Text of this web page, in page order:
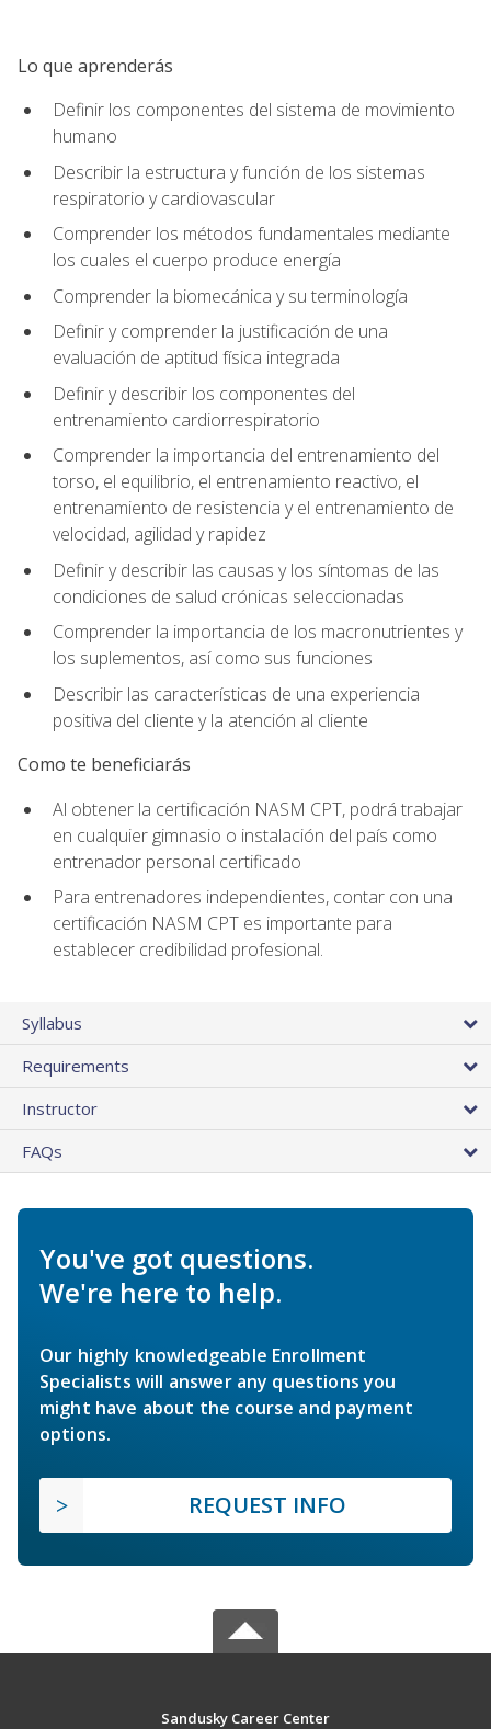
Lo que aprenderás
Definir los componentes del sistema de movimiento
humano
Describir la estructura y función de los sistemas
respiratorio y cardiovascular
Comprender los métodos fundamentales mediante
los cuales el cuerpo produce energía
Comprender la biomecánica y su terminología
Definir y comprender la justificación de una
evaluación de aptitud física integrada
Definir y describir los componentes del
entrenamiento cardiorrespiratorio
Comprender la importancia del entrenamiento del
torso, el equilibrio, el entrenamiento reactivo, el
entrenamiento de resistencia y el entrenamiento de
velocidad, agilidad y rapidez
Definir y describir las causas y los síntomas de las
condiciones de salud crónicas seleccionadas
Comprender la importancia de los macronutrientes y
los suplementos, así como sus funciones
Describir las características de una experiencia
positiva del cliente y la atención al cliente
Como te beneficiarás
Al obtener la certificación NASM CPT, podrá trabajar
en cualquier gimnasio o instalación del país como
entrenador personal certificado
Para entrenadores independientes, contar con una
certificación NASM CPT es importante para
establecer credibilidad profesional.
Syllabus
Requirements
Instructor
FAQs
You've got questions.
We're here to help.
Our highly knowledgeable Enrollment
Specialists will answer any questions you
might have about the course and payment
options.
REQUEST INFO
Sandusky Career Center